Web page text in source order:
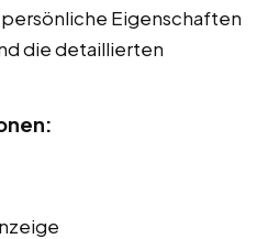
Eigenschaften
die detaillierten